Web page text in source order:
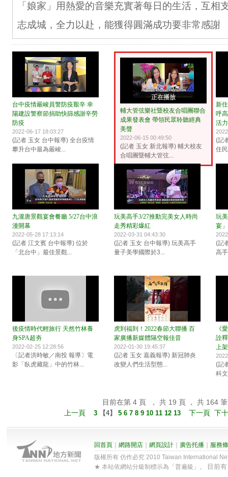
「娘家」用熱愛的音樂充實著每日的生活，互相
志成城，全力以赴，能獲得圓滿成功要非常感謝
台中疫情嚴峻員警防疫艱辛 幸
陽建設警察節捐助快篩感謝辛勞
防疫
2022-06-17 18:03:27
(記者 玉女 台中報導) 全台疫情
攀升台中最為嚴峻...
正在播放
輔大管弦樂社暨校友合唱團聯合
成果發表會 帶領民眾聆聽經典
美聲
2022-06-15 00:49:50
(記者 玉女 新北報導) 輔大校友
合唱團暨輔大管弦...
新
呼
活力
(記
住
九瀧唐景觀宴會餐廳 5/27台中浪
漫開幕
2022-05-28 17:13:14
(記者 江文賓 台中報導) 位於
「北台中」最佳景觀...
玩美高手3/27推動完美女人時尚
走秀精彩爆紅
2022-03-31 04:43:30
(記者 玉女 台中報導) 玩美高手
量子美學國際於3...
玩
宴
(記
高
後疫情時代輕旅行 天然竹林養
身SPA超夯
2022-02-25 12:28:56
〔記者洪時敏／南投 報導〕電
影「臥虎藏龍」中的竹林...
虎到福到！2022春節大聯播 百
家廣播新媒體隔空報佳音
2022-01-30 19:45:37
(記者 玉女 嘉義報導) 新冠肺炎
改變人們生活型態...
《
詮
上架
(記
科
目前在第 4 頁 ， 共 19 頁 ， 共 164 筆
上一頁
3 【4】 5 6 7 8 9 10 11 12 13 下一頁 下
回首頁 網路開店 網頁設計 廣告托播
服務
版權所有 仿作必究 2010 Taiwan International
★ 本站依網站分級制標示為「普遍級」。
目前